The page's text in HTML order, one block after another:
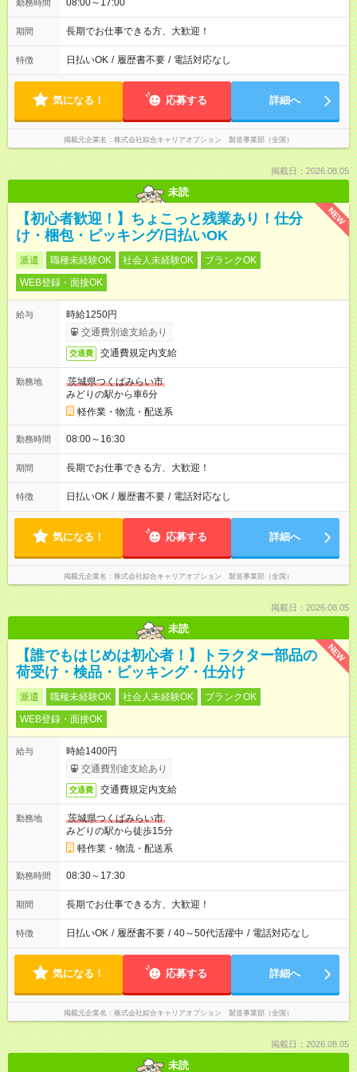
勤務時間 08:00～17:00
期間 長期でお仕事できる方、大歓迎！
特徴 日払いOK / 履歴書不要 / 電話対応なし
気になる！ 応募する 詳細へ
掲載元企業名 株式会社綜合キャリアオプション 製造事業部（全国）
掲載日：2026.08.05
未読
NEW
【初心者歓迎！】ちょこっと残業あり！仕分
け・梱包・ピッキング/日払いOK
派遣 職種未経験OK 社会人未経験OK
ブランクOK
WEB登録・面接OK
給与
時給1250円
交通費別途支給あり
交通費 交通費規定内支給
勤務地
茨城県つくばみらい市
みどりの駅から車6分
軽作業・物流・配送系
勤務時間 08:00～16:30
期間 長期でお仕事できる方、大歓迎！
特徴 日払いOK / 履歴書不要 / 電話対応なし
気になる！ 応募する 詳細へ
掲載元企業名 株式会社綜合キャリアオプション 製造事業部（全国）
掲載日：2026.08.05
未読
NEW
【誰でもはじめは初心者！】トラクター部品の
荷受け・検品・ピッキング・仕分け
派遣 職種未経験OK 社会人未経験OK
ブランクOK
WEB登録・面接OK
給与
時給1400円
交通費別途支給あり
交通費 交通費規定内支給
勤務地
茨城県つくばみらい市
みどりの駅から徒歩15分
軽作業・物流・配送系
勤務時間 08:30～17:30
期間 長期でお仕事できる方、大歓迎！
特徴 日払いOK / 履歴書不要 / 40～50代活躍中 / 電話対応なし
気になる！ 応募する 詳細へ
掲載元企業名 株式会社綜合キャリアオプション 製造事業部（全国）
掲載日：2026.08.05
未読